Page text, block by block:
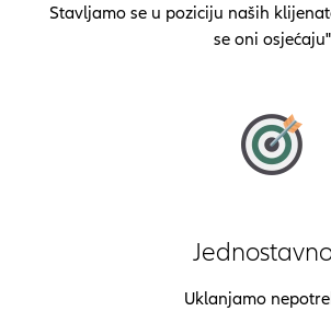
Stavljamo se u poziciju naših
se oni osjećaju"
Uklanjamo